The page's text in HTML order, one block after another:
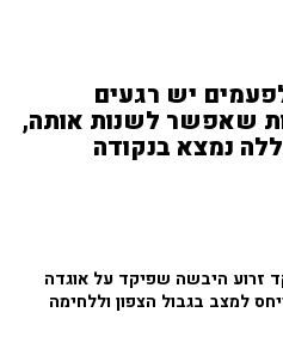
יש רגעים
שאפשר לשנות אותה,
נמצא בנקודה
זרוע היבשה שפיקד על אוגדה
למצב בגבול הצפון וללחימה